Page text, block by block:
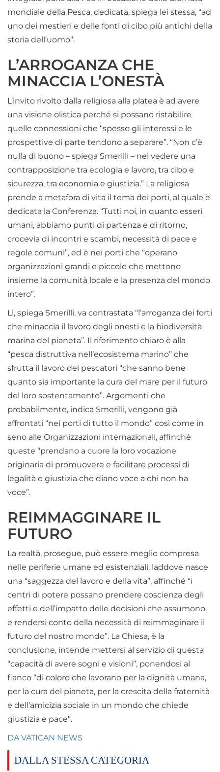
mondiale della Pesca, dedicata, spiega lei stessa, “ad
uno dei mestieri e delle fonti di cibo più antichi della
storia dell’uomo”.
L’ARROGANZA CHE
MINACCIA L’ONESTÀ
L’invito rivolto dalla religiosa alla platea è ad avere
una visione olistica perché si possano ristabilire
quelle connessioni che “spesso gli interessi e le
prospettive di parte tendono a separare”. “Non c’è
nulla di buono – spiega Smerilli – nel vedere una
contrapposizione tra ecologia e lavoro, tra cibo e
sicurezza, tra economia e giustizia.” La religiosa
prende a metafora di vita il tema dei porti, al quale è
dedicata la Conferenza. “Tutti noi, in quanto esseri
umani, abbiamo punti di partenza e di ritorno,
crocevia di incontri e scambi, necessità di pace e
regole comuni”, ed è nei porti che “operano
organizzazioni grandi e piccole che mettono
insieme la comunità locale e la presenza del mondo
intero”.
Lì, spiega Smerilli, va contrastata “l’arroganza dei forti
che minaccia il lavoro degli onesti e la biodiversità
marina del pianeta”. Il riferimento chiaro è alla
“pesca distruttiva nell’ecosistema marino” che
sfrutta il lavoro dei pescatori “che sanno bene
quanto sia importante la cura del mare per il futuro
del loro sostentamento”. Argomenti che
probabilmente, indica Smerilli, vengono già
affrontati “nei porti di tutto il mondo” così come in
seno alle Organizzazioni internazionali, affinché
queste “prendano a cuore la loro vocazione
originaria di promuovere e facilitare processi di
legalità e giustizia che diano voce a chi non ha
voce”.
REIMMAGGINARE IL
FUTURO
La realtà, prosegue, può essere meglio compresa
nelle periferie umane ed esistenziali, laddove nasce
una “saggezza del lavoro e della vita”, affinché “i
centri di potere possano prendere coscienza degli
effetti e dell’impatto delle decisioni che assumono,
e rendersi conto della necessità di reimmaginare il
futuro del nostro mondo”. La Chiesa, è la
conclusione, intende mettersi al servizio di questa
“capacità di avere sogni e visioni”, ponendosi al
fianco “di coloro che lavorano per la dignità umana,
per la cura del pianeta, per la crescita della fraternità
e dell’amicizia sociale in un mondo che chiede
giustizia e pace”.
DA VATICAN NEWS
DALLA STESSA CATEGORIA